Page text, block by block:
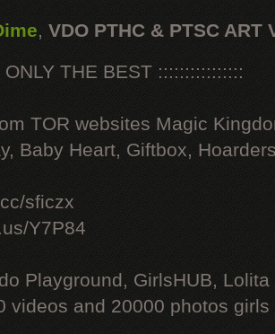
, VDO PTHC & PTSC ART
THE BEST ::::::::::::::::
TOR websites Magic
Baby Heart, Giftbox,
sficzx
Y7P84
Playground, GirlsHUB, Lolita
videos and 20000 photos